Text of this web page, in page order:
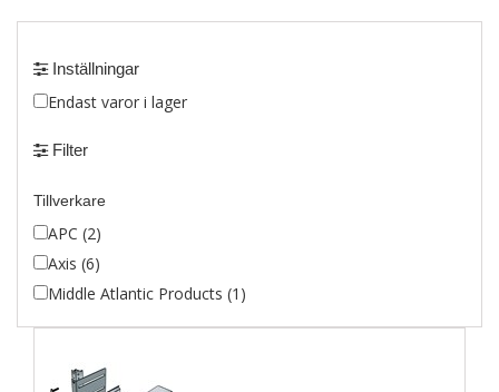
Inställningar
Endast varor i lager
Filter
Tillverkare
APC (2)
Axis (6)
Middle Atlantic Products (1)